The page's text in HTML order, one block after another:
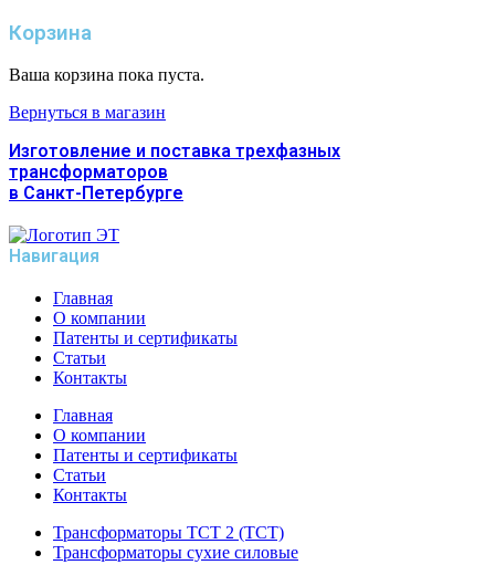
Корзина
Ваша корзина пока пуста.
Вернуться в магазин
Изготовление и поставка трехфазных
трансформаторов
в Санкт-Петербурге
Навигация
Главная
О компании
Патенты и сертификаты
Статьи
Контакты
Главная
О компании
Патенты и сертификаты
Статьи
Контакты
Трансформаторы ТСТ 2 (ТСТ)
Трансформаторы сухие силовые